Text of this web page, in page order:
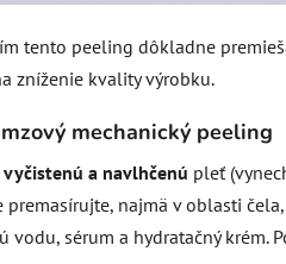
tento peeling dôkladne
zníženie kvality výrobku.
mechanický peeling
vyčistenú a navlhčenú pleť
najmä v oblasti
sérum a hydratačný krém.